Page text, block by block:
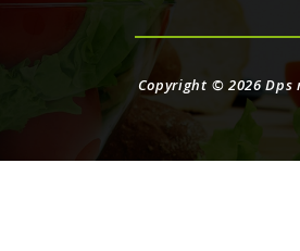
Copyright © 2026Dps